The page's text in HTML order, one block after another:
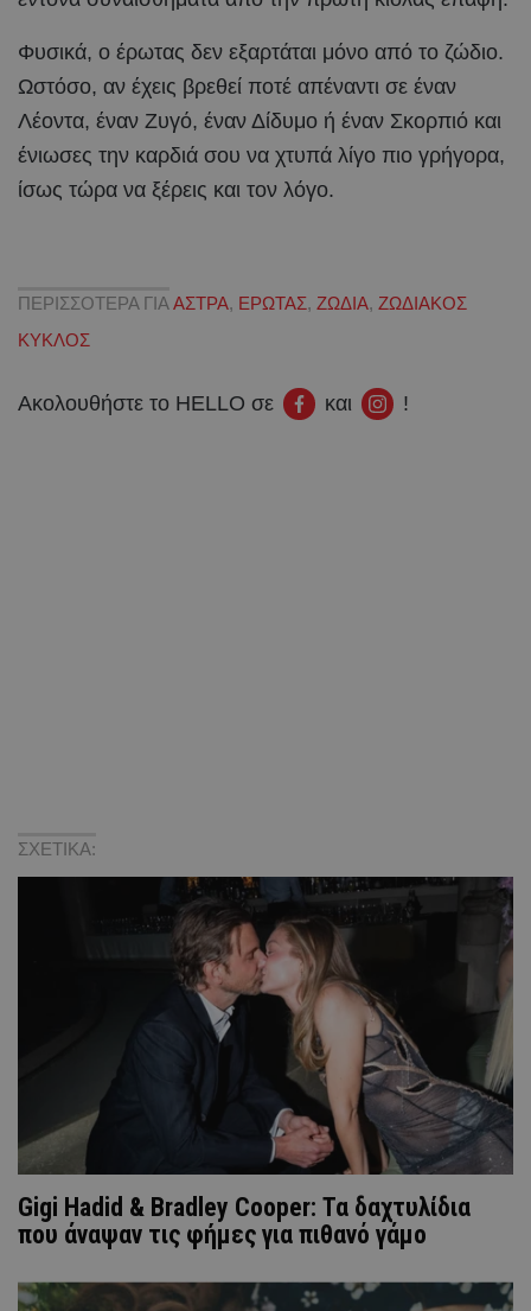
Φυσικά, ο έρωτας δεν εξαρτάται μόνο από το ζώδιο.
Ωστόσο, αν έχεις βρεθεί ποτέ απέναντι σε έναν
Λέοντα, έναν Ζυγό, έναν Δίδυμο ή έναν Σκορπιό και
ένιωσες την καρδιά σου να χτυπά λίγο πιο γρήγορα,
ίσως τώρα να ξέρεις και τον λόγο.
ΠΕΡΙΣΣΟΤΕΡΑ ΓΙΑ ΑΣΤΡΑ, ΕΡΩΤΑΣ, ΖΩΔΙΑ, ΖΩΔΙΑΚΟΣ
ΚΥΚΛΟΣ
Ακολουθήστε το HELLO σε και !
ΣΧΕΤΙΚΑ:
Gigi Hadid & Bradley Cooper: Τα δαχτυλίδια
που άναψαν τις φήμες για πιθανό γάμο